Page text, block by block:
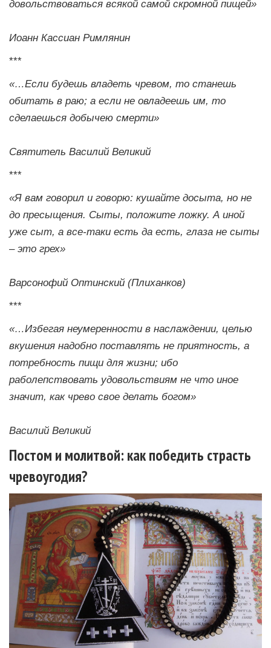
довольствоваться всякой самой скромной пищей»
Иоанн Кассиан Римлянин
***
«…Если будешь владеть чревом, то станешь
обитать в раю; а если не овладеешь им, то
сделаешься добычею смерти»
Святитель Василий Великий
***
«Я вам говорил и говорю: кушайте досыта, но не
до пресыщения. Сыты, положите ложку. А иной
уже сыт, а все-таки есть да есть, глаза не сыты
– это грех»
Варсонофий Оптинский (Плиханков)
***
«…Избегая неумеренности в наслаждении, целью
вкушения надобно поставлять не приятность, а
потребность пищи для жизни; ибо
раболепствовать удовольствиям не что иное
значит, как чрево свое делать богом»
Василий Великий
Постом и молитвой: как победить страсть
чревоугодия?